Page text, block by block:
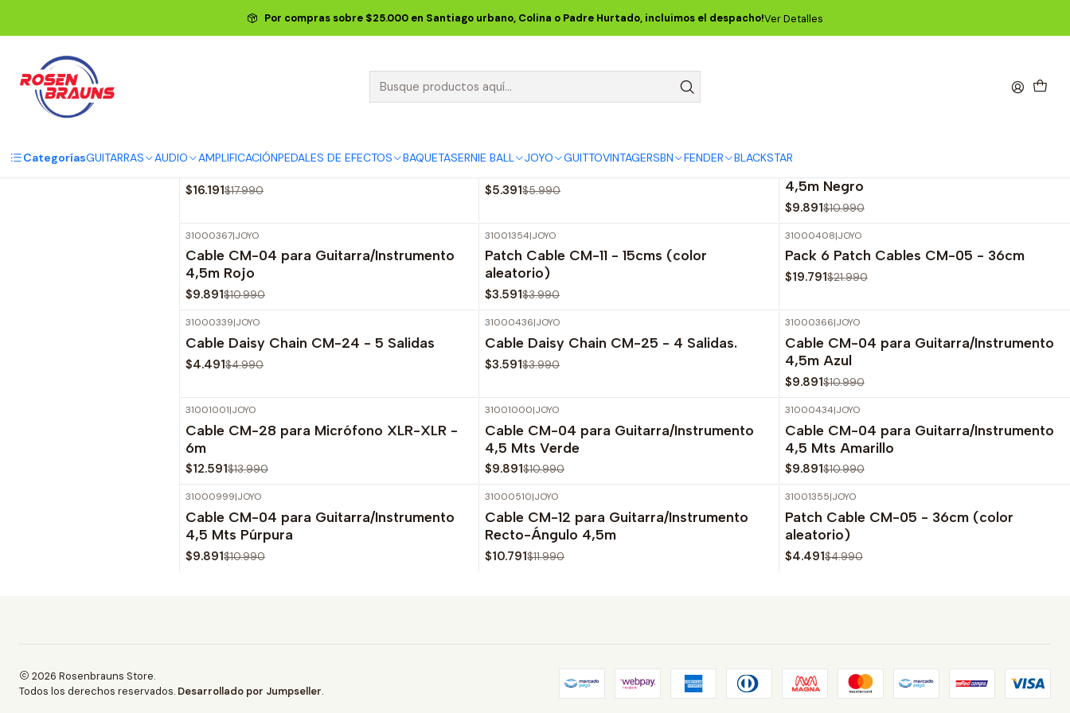
CategoríasGUITARRAS AUDIO AMPLIFICACIÓNPEDALES DE EFECTOS BAQUETASERNIE BALL JOYO GUITTOVINTAGERSBN FENDER BLACKSTAR
Por compras sobre $25.000 en Santiago urbano, Colina o Padre Hurtado, incluimos el despacho!Ver Detalles
Inicio JOYO CABLES JOYO
CABLES JOYO
-10%OFF
$16.191$17.990
-10%OFF
$5.391$5.990
4,5m Negro
$9.891$10.990
-10%OFF
31000367|JOYO
Cable CM-04 para Guitarra/Instrumento
4,5m Rojo
$9.891$10.990
-10% OFF
31001354|JOYO
Patch Cable CM-11 - 15cms (color
aleatorio)
$3.591$3.990
-10% OFF
Agotado
31000408|JOYO
Pack 6 Patch Cables CM-05 - 36cm
$19.791$21.990
OFF
Agotado
31000339|JOYO
Cable Daisy Chain CM-24 - 5 Salidas
$4.491$4.990
OFF
Agotado
31000436|JOYO
Cable Daisy Chain CM-25 - 4 Salidas.
$3.591$3.990
OFF
Agotado
31000366|JOYO
Cable CM-04 para Guitarra/Instrumento
4,5m Azul
$9.891$10.990
-10% OFF
Agotado
31001001|JOYO
Cable CM-28 para Micrófono XLR-XLR -
6m
$12.591$13.990
-10% OFF
Agotado
31001000|JOYO
Cable CM-04 para Guitarra/Instrumento
4,5 Mts Verde
$9.891$10.990
-10% OFF
Agotado
31000434|JOYO
Cable CM-04 para Guitarra/Instrumento
4,5 Mts Amarillo
$9.891$10.990
Agotado
31000999|JOYO
Cable CM-04 para Guitarra/Instrumento
4,5 Mts Púrpura
$9.891$10.990
OFF
Agotado
31000510|JOYO
Cable CM-12 para Guitarra/Instrumento
Recto-Ángulo 4,5m
$10.791$11.990
OFF
Agotado
31001355|JOYO
Patch Cable CM-05 - 36cm (color
aleatorio)
$4.491$4.990
2026 Rosenbrauns Store.
Todos los derechos reservados. Desarrollado por Jumpseller.